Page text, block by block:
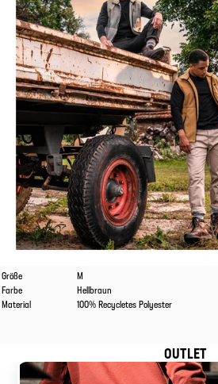
Eigenschaften Werte
Größe
M
Farbe
Hellbraun
Material
100% Recycletes Polyester
OUTLET